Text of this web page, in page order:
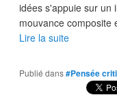
idées s'appuie sur un
mouvance composite
Lire la suite
Publié dans#Pensée